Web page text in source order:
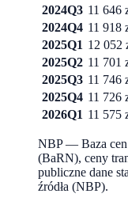
2024Q3 11 646
2024Q4 11 918
2025Q1 12 052
2025Q2 11 701
2025Q3 11 746
2025Q4 11 726
2026Q1 11 575
NBP — Baza cen
(BaRN), ceny
publiczne dane
źródła (NBP).